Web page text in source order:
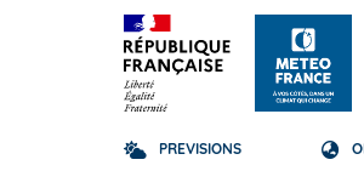
PREVISIONS